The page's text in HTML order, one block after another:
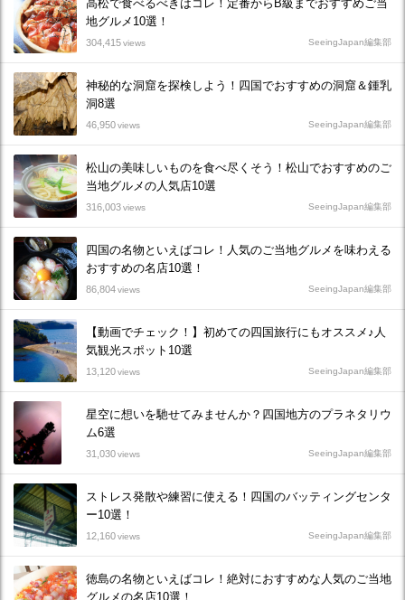
高松で食べるべきはコレ！定番からB級までおすすめご当
地グルメ10選！
304,415views SeeingJapan編集部
神秘的な洞窟を探検しよう！四国でおすすめの洞窟＆鍾乳
洞8選
46,950views SeeingJapan編集部
松山の美味しいものを食べ尽くそう！松山でおすすめのご
当地グルメの人気店10選
316,003views SeeingJapan編集部
四国の名物といえばコレ！人気のご当地グルメを味わえる
おすすめの名店10選！
86,804views SeeingJapan編集部
【動画でチェック！】初めての四国旅行にもオススメ♪人
気観光スポット10選
13,120views SeeingJapan編集部
星空に想いを馳せてみませんか？四国地方のプラネタリウ
ム6選
31,030views SeeingJapan編集部
ストレス発散や練習に使える！四国のバッティングセンタ
ー10選！
12,160views SeeingJapan編集部
徳島の名物といえばコレ！絶対におすすめな人気のご当地
グルメの名店10選！